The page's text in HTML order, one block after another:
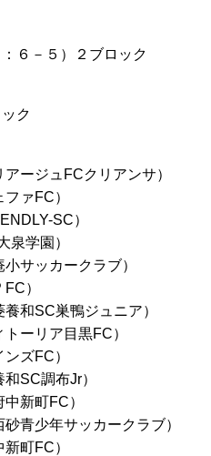
６－５）２ブロック
ク
ージュFCクリアンサ）
ァFC）
SC）
泉学園）
サッカークラブ）
）
和SC巣鴨ジュニア）
ーリア目黒FC）
ズFC）
SC調布Jr）
新町FC）
青少年サッカークラブ）
町FC）